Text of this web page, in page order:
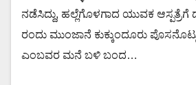
ನಡೆಸಿದ್ದು, ಹಲ್ಲೆಗೊಳಗಾದ ಯುವಕ ಆಸ್ಪತ್ರೆಗೆ
ರಂದು ಮುಂಜಾನೆ ಕುಕ್ಕುಂದೂರು
ಎಂಬವರ ಮನೆ ಬಳಿ ಬಂದ…